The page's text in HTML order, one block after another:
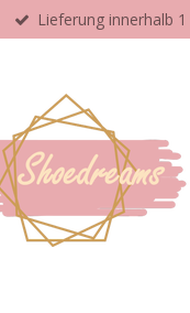
Lieferung innerhalb